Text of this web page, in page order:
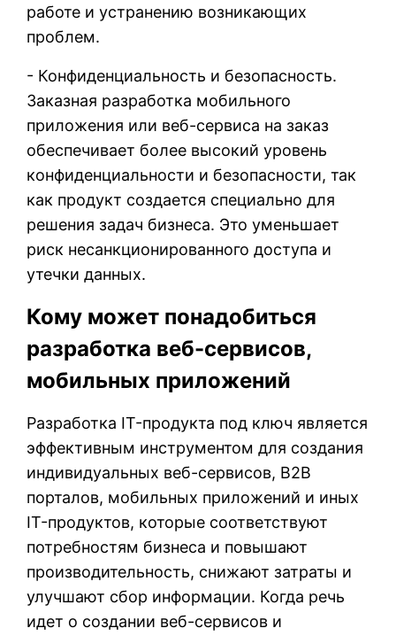
работе и устранению возникающих
проблем.
- Конфиденциальность и безопасность.
Заказная разработка мобильного
приложения или веб-сервиса на заказ
обеспечивает более высокий уровень
конфиденциальности и безопасности, так
как продукт создается специально для
решения задач бизнеса. Это уменьшает
риск несанкционированного доступа и
утечки данных.
Кому может понадобиться
разработка веб-сервисов,
мобильных приложений
Разработка IT-продукта под ключ является
эффективным инструментом для создания
индивидуальных веб-сервисов, B2B
порталов, мобильных приложений и иных
IT-продуктов, которые соответствуют
потребностям бизнеса и повышают
производительность, снижают затраты и
улучшают сбор информации. Когда речь
идет о создании веб-сервисов и